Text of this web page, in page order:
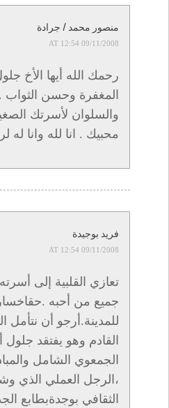
منصور محمد / جرادة
09/11/2008 AT 12:54
رحمك الله أيها الأخ
المغفرة وحسن الثواب
والسلوان لأسرتك
محبيك . انا لله وانا له
فريد بوجيدة
09/11/2008 AT 12:54
تعازي القلبية إلى
جميع من أحبه
للمدينة.أرجو أن نتأمل
القادم وهو يفتقد جلول
الجمعوي الشامل
،الرجل العملي الذي
الثقافي بوجدةبطابع